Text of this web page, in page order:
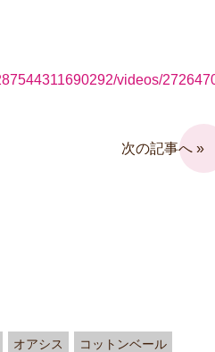
videos/
次の記事へ »
オアシス コットンベール